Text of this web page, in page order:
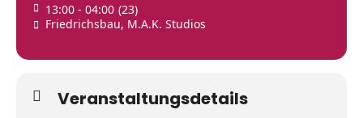
13:00 - 04:00 (23)
Friedrichsbau, M.A.K. Studios
Veranstaltungsdetails